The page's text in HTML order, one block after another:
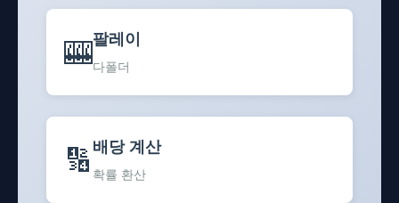
🎰팔레이
다폴더
🔢 배당 계산
확률 환산